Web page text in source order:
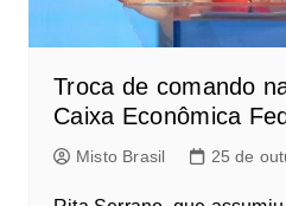
Troca de comando
Caixa Econômica
Misto Brasil 25 de